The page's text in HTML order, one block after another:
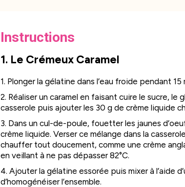
Instructions
1. Le Crémeux Caramel
1. Plonger la gélatine dans l’eau froide pendant 15
2. Réaliser un caramel en faisant cuire le sucre, le
casserole puis ajouter les 30 g de crème liquide
3. Dans un cul-de-poule, fouetter les jaunes
crème liquide. Verser ce mélange dans la
chauffer tout doucement, comme une crème
en veillant à ne pas dépasser 82°C.
4. Ajouter la gélatine essorée puis mixer à l’aide
d’homogénéiser l’ensemble.